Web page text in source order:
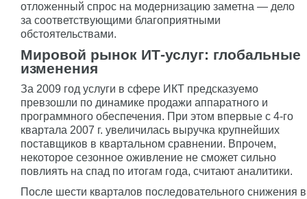
отложенный спрос на модернизацию заметна — дело
за соответствующими благоприятными
обстоятельствами.
Мировой рынок ИТ-услуг: глобальные
изменения
За 2009 год услуги в сфере ИКТ предсказуемо
превзошли по динамике продажи аппаратного и
программного обеспечения. При этом впервые с 4-го
квартала 2007 г. увеличилась выручка крупнейших
поставщиков в квартальном сравнении. Впрочем,
некоторое сезонное оживление не сможет сильно
повлиять на спад по итогам года, считают аналитики.
После шести кварталов последовательного снижения в